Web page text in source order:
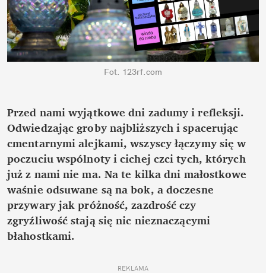
Fot. 123rf.com
Przed nami wyjątkowe dni zadumy i refleksji.
Odwiedzając groby najbliższych i spacerując
cmentarnymi alejkami, wszyscy łączymy się w
poczuciu wspólnoty i cichej czci tych, których
już z nami nie ma. Na te kilka dni małostkowe
waśnie odsuwane są na bok, a doczesne
przywary jak próżność, zazdrość czy
zgryźliwość stają się nic nieznaczącymi
błahostkami.
REKLAMA